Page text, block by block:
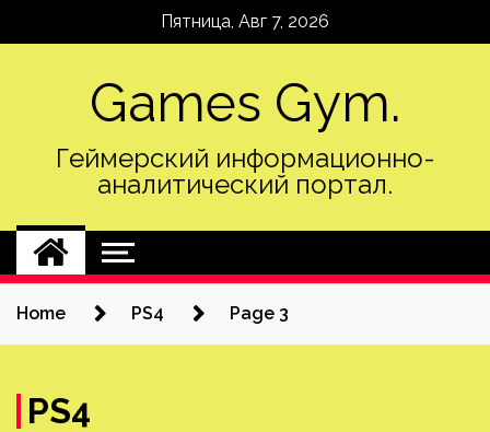
Пятница, Авг 7, 2026
Games Gym.
Геймерский информационно-
аналитический портал.
Home PS4 Page 3
PS4